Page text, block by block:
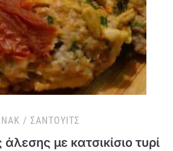
/ ΣΆΝΤΟΥΙΤΣ
με κατσικίσιο τυρί